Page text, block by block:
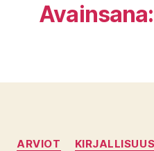
Avainsana:
ARVIOT KIRJALLISUUS